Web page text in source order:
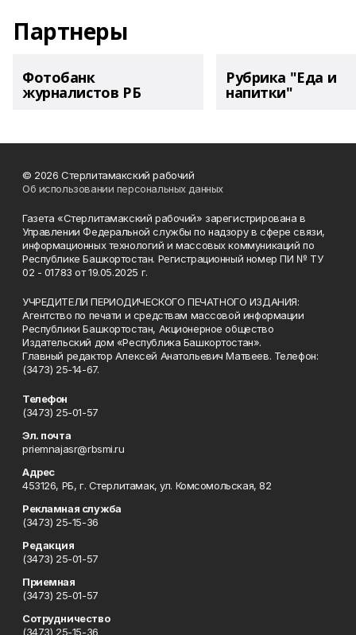
Партнеры
Фотобанк
журналистов РБ
Рубрика "Еда и
напитки"
© 2026 Стерлитамакский рабочий
Об использовании персональных данных
Газета «Стерлитамакский рабочий» зарегистрирована в
Управлении Федеральной службы по надзору в сфере связи,
информационных технологий и массовых коммуникаций по
Республике Башкортостан. Регистрационный номер ПИ № ТУ
02 - 01783 от 19.05.2025 г.
УЧРЕДИТЕЛИ ПЕРИОДИЧЕСКОГО ПЕЧАТНОГО ИЗДАНИЯ:
Агентство по печати и средствам массовой информации
Республики Башкортостан, Акционерное общество
Издательский дом «Республика Башкортостан».
Главный редактор Алексей Анатольевич Матвеев. Телефон:
(3473) 25-14-67.
Телефон
(3473) 25-01-57
Эл. почта
priemnajasr@rbsmi.ru
Адрес
453126, РБ, г. Стерлитамак, ул. Комсомольская, 82
Рекламная служба
(3473) 25-15-36
Редакция
(3473) 25-01-57
Приемная
(3473) 25-01-57
Сотрудничество
(3473) 25-15-36